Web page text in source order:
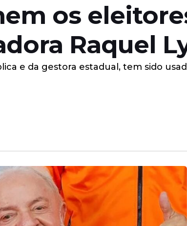
os
Raquel
e da gestora estadual, tem sido